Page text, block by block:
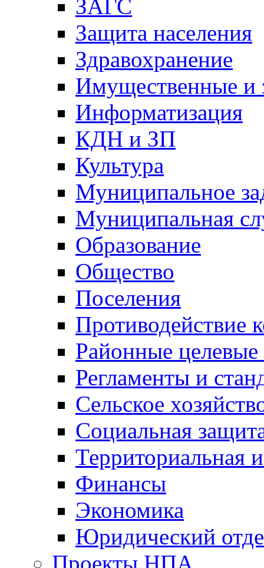
ЗАГС
Защита населения
Здравохранение
Имущественные и
Информатизация
КДН и ЗП
Культура
Муниципальное
Муниципальная
Образование
Общество
Поселения
Противодействие
Районные
Регламенты и
Сельское
Социальная
Территориальная
Финансы
Экономика
Юридический